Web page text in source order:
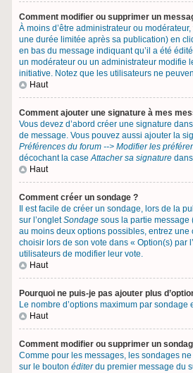
Comment modifier ou supprimer un
À moins d’être administrateur ou
une durée limitée après sa publication) en
en bas du message indiquant qu’il a été
un modérateur ou un administrateur modifie
initiative. Notez que les utilisateurs ne
Haut
Comment ajouter une signature à mes
Vous devez d’abord créer une signature
de message. Vous pouvez aussi ajouter la
Préférences du forum --> Modifier les
décochant la caseAttacher sa signature
Haut
Comment créer un sondage ?
Il est facile de créer un sondage, lors de la
sur l’ongletSondage sous la partie message
au moins deux options possibles, entrez
choisir lors de son vote dans « Option(s) par
utilisateurs de modifier leur vote.
Haut
Pourquoi ne puis-je pas ajouter plus
Le nombre d’options maximum par sondage
Haut
Comment modifier ou supprimer un
Comme pour les messages, les sondages
sur le bouton éditerdu premier message du